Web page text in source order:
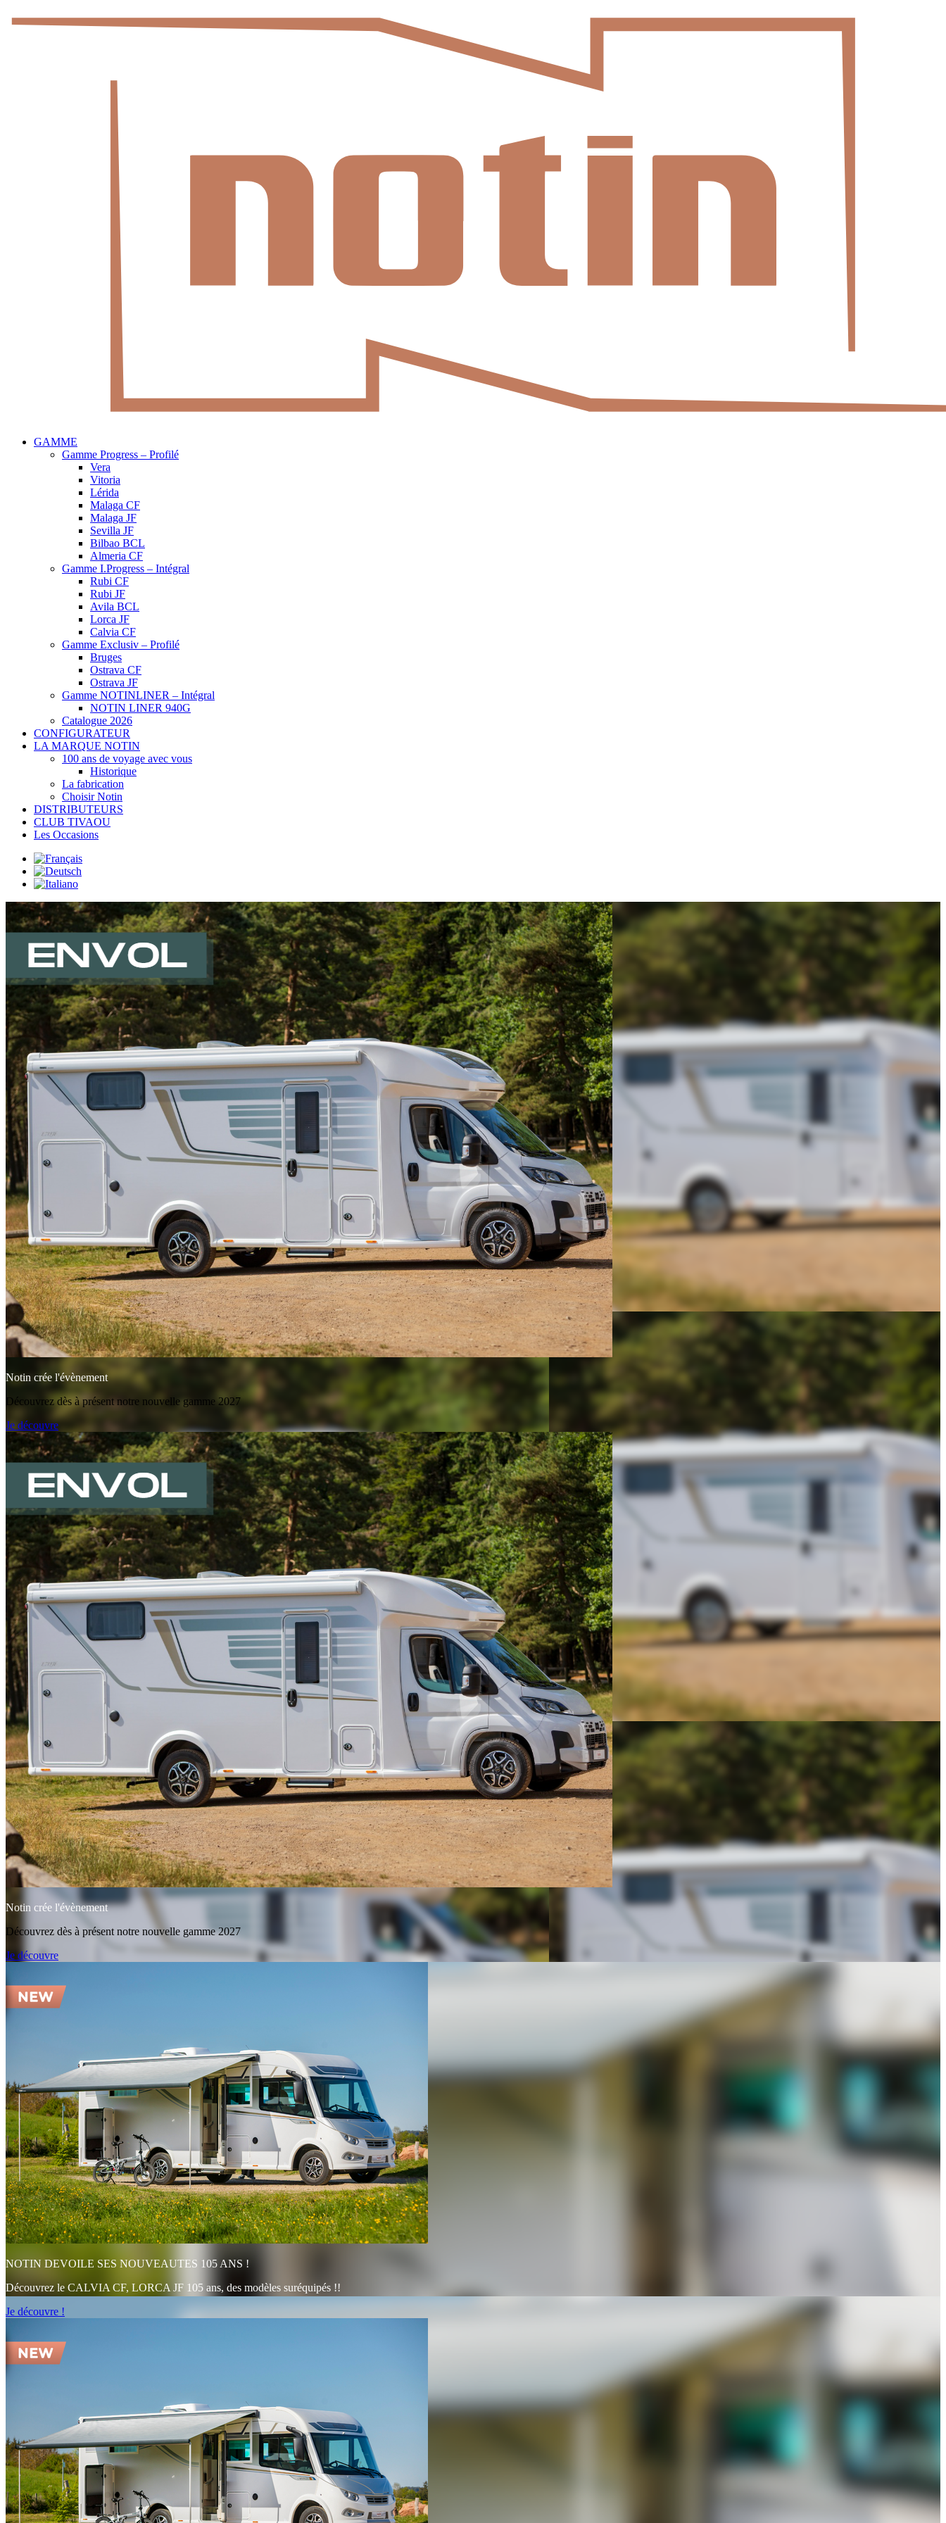
GAMME
Gamme Progress – Profilé
Vera
Vitoria
Lérida
Malaga CF
Malaga JF
Sevilla JF
Bilbao BCL
Almeria CF
Gamme I.Progress – Intégral
Rubi CF
Rubi JF
Avila BCL
Lorca JF
Calvia CF
Gamme Exclusiv – Profilé
Bruges
Ostrava CF
Ostrava JF
Gamme NOTINLINER – Intégral
NOTIN LINER 940G
Catalogue 2026
CONFIGURATEUR
LA MARQUE NOTIN
100 ans de voyage avec vous
Historique
La fabrication
Choisir Notin
DISTRIBUTEURS
CLUB TIVAOU
Les Occasions
Notin crée l'évènement
Découvrez dès à présent notre nouvelle gamme 2027
Je découvre
Notin crée l'évènement
Découvrez dès à présent notre nouvelle gamme 2027
Je découvre
NOTIN DEVOILE SES NOUVEAUTES 105 ANS !
Découvrez le CALVIA CF, LORCA JF 105 ans, des modèles suréquipés !!
Je découvre !